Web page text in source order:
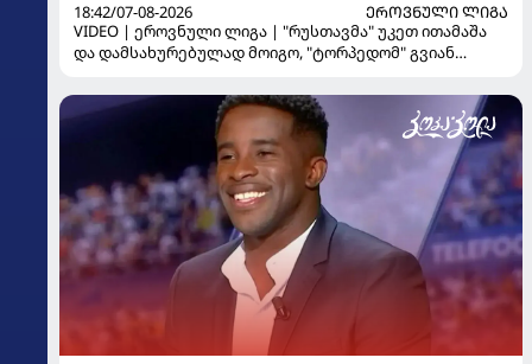
18:42/07-08-2026
ᲔᲠᲝᲕᲜᲣᲚᲘ ᲚᲘᲒᲐ
VIDEO | ეროვნული ლიგა | "რუსთავმა" უკეთ ითამაშა
და დამსახურებულად მოიგო, "ტორპედომ" გვიან